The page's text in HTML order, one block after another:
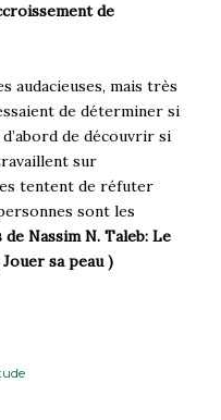
de
audacieuses, mais très
de déterminer si
de découvrir si
sur
tentent de réfuter
sont les
Nassim N. Taleb: Le
sa peau )